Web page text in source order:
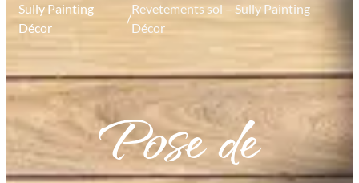
Sully Painting
Décor
/
Revetements sol – Sully Painting
Décor
Pose de